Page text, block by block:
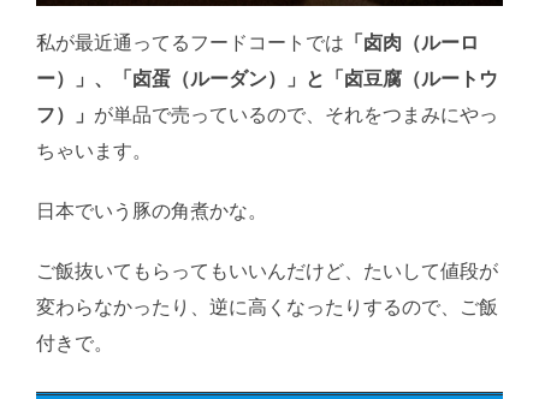
私が最近通ってるフードコートでは 「卤肉（ルーロ
ー）」、「卤蛋（ルーダン）」と「卤豆腐（ルートウ
フ）」 が単品で売っているので、それをつまみにやっ
ちゃいます。
日本でいう豚の角煮かな。
ご飯抜いてもらってもいいんだけど、たいして値段が
変わらなかったり、逆に高くなったりするので、ご飯
付きで。